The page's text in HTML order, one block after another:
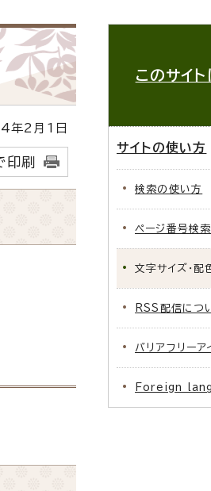
2月1日
印刷
このサイ
サイトの使い方
検索の使い方
ページ番号検
文字サイズ・配
RSS配信につ
バリアフリーア
Foreign